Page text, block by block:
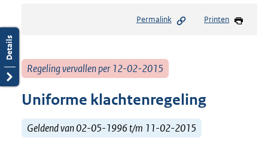
Permalink Printen
Regeling vervallen per 12-02-2015
Uniforme klachtenregeling
Geldend van 02-05-1996 t/m 11-02-2015